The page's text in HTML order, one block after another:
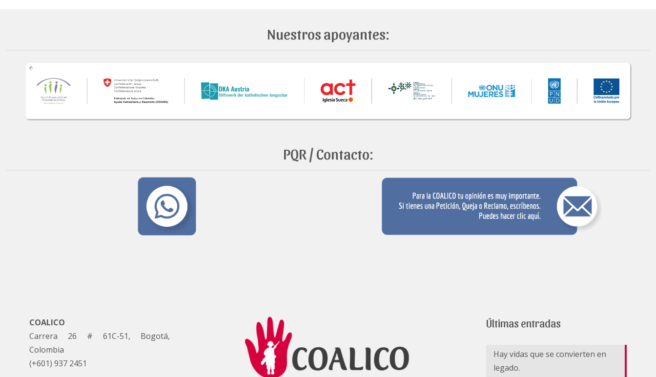
Nuestros apoyantes:
PQR / Contacto:
COALICO
Carrera 26 # 61C-51, Bogotá,
Colombia
(+601) 937 2451
Últimas entradas
Hay vidas que se convierten en
legado.